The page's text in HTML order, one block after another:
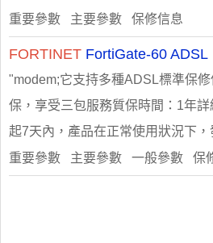
重要參數 主要參數 保修信息
FORTINET FortiGate-60 ADSL
"modem;它支持多種ADSL標準保
保，享受三包服務質保時間：1年
起7天內，產品在正常使用狀況下，
重要參數 主要參數 一般參數 保